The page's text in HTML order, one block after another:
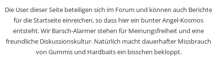
Die User dieser Seite beteiligen sich im Forum und können auch Berichte
für die Startseite einreichen, so dass hier ein bunter Angel-Kosmos
entsteht. Wir Barsch-Alarmer stehen für Meinungsfreiheit und eine
freundliche Diskussionskultur. Natürlich macht dauerhafter Missbrauch
von Gummis und Hardbaits ein bisschen bekloppt.